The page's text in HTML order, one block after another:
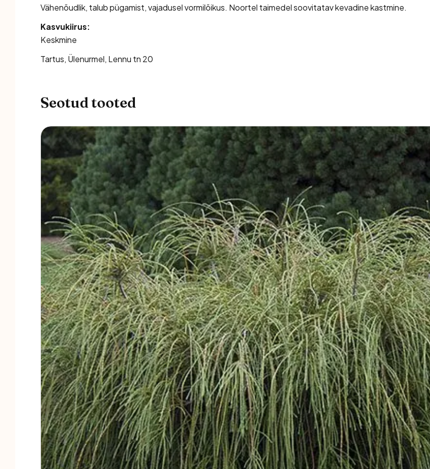
Vähenõudlik, talub pügamist, vajadusel vormilõikus. Noortel taimedel soovitatav kevadine kastmine.
Kasvukiirus:
Keskmine
Tartus, Ülenurmel, Lennu tn 20
Seotud tooted